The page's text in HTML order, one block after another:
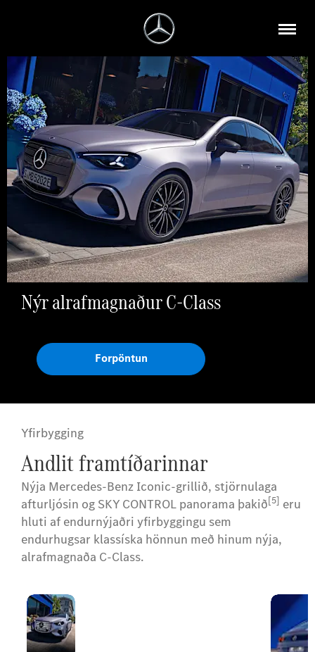
Nýr alrafmagnaður C-Class
Forpöntun
Yfirbygging
Andlit framtíðarinnar
Nýja Mercedes-Benz Iconic-grillið, stjörnulaga
afturljósin og SKY CONTROL panorama þakið[5] eru
hluti af endurnýjaðri yfirbyggingu sem
endurhugsar klassíska hönnun með hinum nýja,
alrafmagnaða C-Class.
Nýtt útlit
goðsagnar